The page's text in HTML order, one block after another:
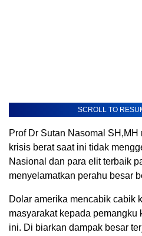
SCROLL TO
Prof Dr Sutan Nasomal
krisis berat saat ini tidak
Nasional dan para elit terbaik
menyelamatkan perahu besar
Dolar amerika mencabik cabik
masyarakat kepada pemangku
ini. Di biarkan dampak besar